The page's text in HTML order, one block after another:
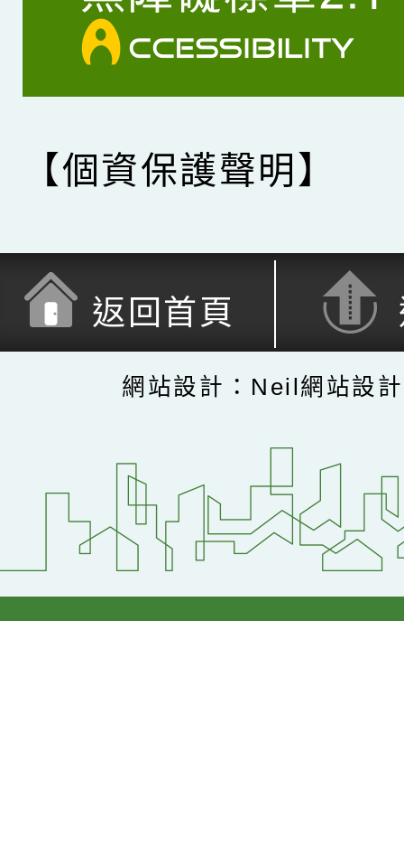
【個資保護聲明】
返回首頁
網站設計：Neil網站設